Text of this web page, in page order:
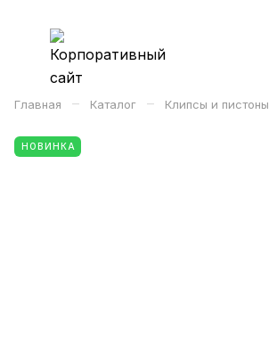
Главная – Каталог – Клипсы и пистоны
НОВИНКА